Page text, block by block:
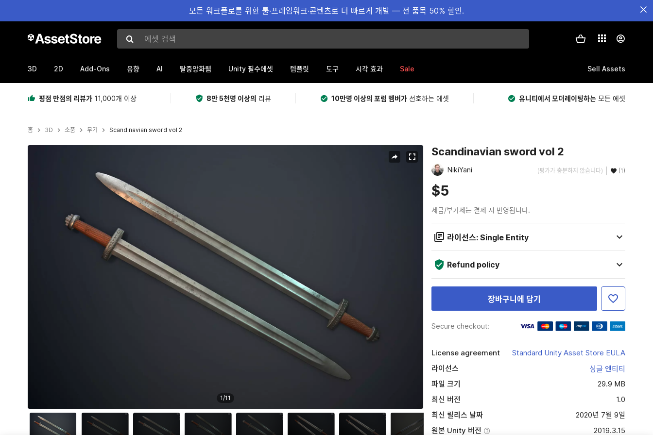
모든 워크플로를 위한 툴·프레임워크·콘텐츠로 더 빠르게 개발 — 전 품목 50% 할인.
에셋 검색
3D 2D Add-Ons 음향 AI 탈중앙화웹 Unity 필수에셋 템플릿 도구 시각 효과 Sale Sell Assets
평점 만점의 리뷰가 11,000개 이상 8만 5천명 이상의 리뷰 10만명 이상의 포럼 멤버가 선호하는 에셋 유니티에서 모더레이팅하는 모든 에셋
홈 3D 소품 무기 Scandinavian sword vol 2
1/11
Scandinavian sword vol 2
NikiYani (평가가 충분하지 않습니다) (1)
$5
세금/부가세는 결제 시 반영됩니다.
라이선스: Single Entity
Refund policy
장바구니에 담기
Secure checkout:
License agreement
Standard Unity Asset Store EULA
라이선스
싱글 엔티티
파일 크기
29.9 MB
최신 버전
1.0
최신 릴리스 날짜
2020년 7월 9일
원본 Unity 버전
2019.3.15